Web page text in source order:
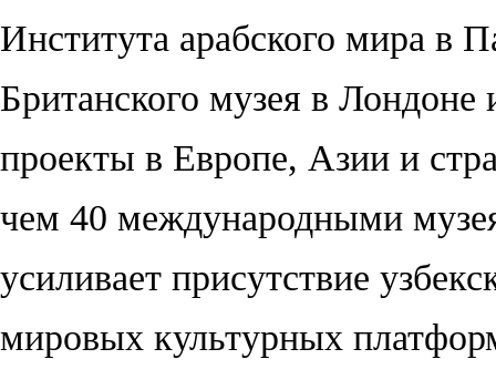
Института арабского мира в
Британского музея в
проекты в Европе, Азии и
чем 40 международными
усиливает присутствие
мировых культурных